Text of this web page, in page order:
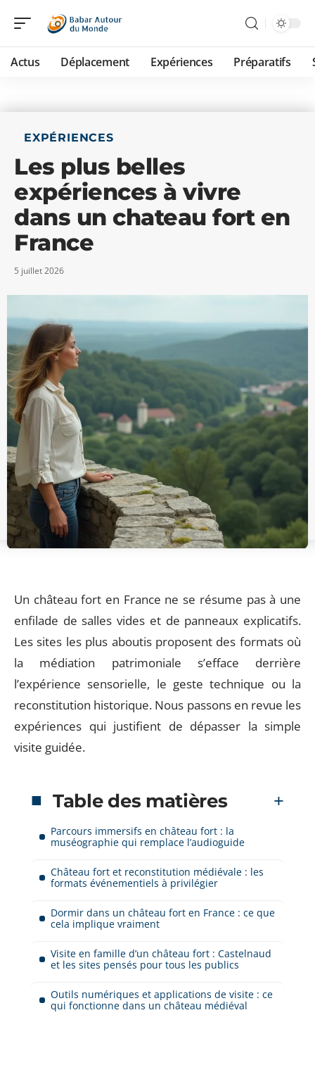
Actus Déplacement Expériences Préparatifs
EXPÉRIENCES
Les plus belles
expériences à vivre
dans un chateau fort en
France
5 juillet 2026
Un château fort en France ne se résume pas à une
enfilade de salles vides et de panneaux explicatifs.
Les sites les plus aboutis proposent des formats où
la médiation patrimoniale s’efface derrière
l’expérience sensorielle, le geste technique ou la
reconstitution historique. Nous passons en revue les
expériences qui justifient de dépasser la simple
visite guidée.
Table des matières
Parcours immersifs en château fort : la
muséographie qui remplace l’audioguide
Château fort et reconstitution médiévale : les
formats événementiels à privilégier
Dormir dans un château fort en France : ce que
cela implique vraiment
Visite en famille d’un château fort : Castelnaud
et les sites pensés pour tous les publics
Outils numériques et applications de visite : ce
qui fonctionne dans un château médiéval